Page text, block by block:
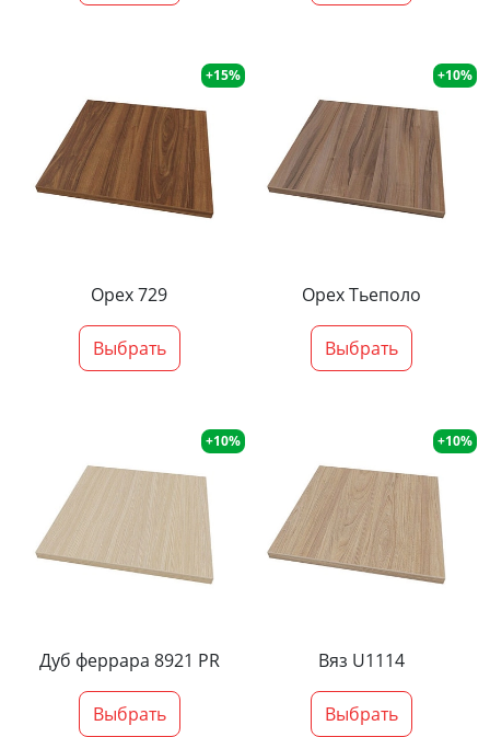
+15%
Орех 729
Выбрать
+10%
Орех Тьеполо
Выбрать
+10%
Дуб феррара 8921 PR
Выбрать
+10%
Вяз U1114
Выбрать